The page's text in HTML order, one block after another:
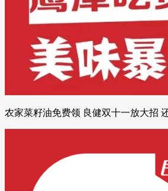
农家菜籽油免费领 良健双十一放大招